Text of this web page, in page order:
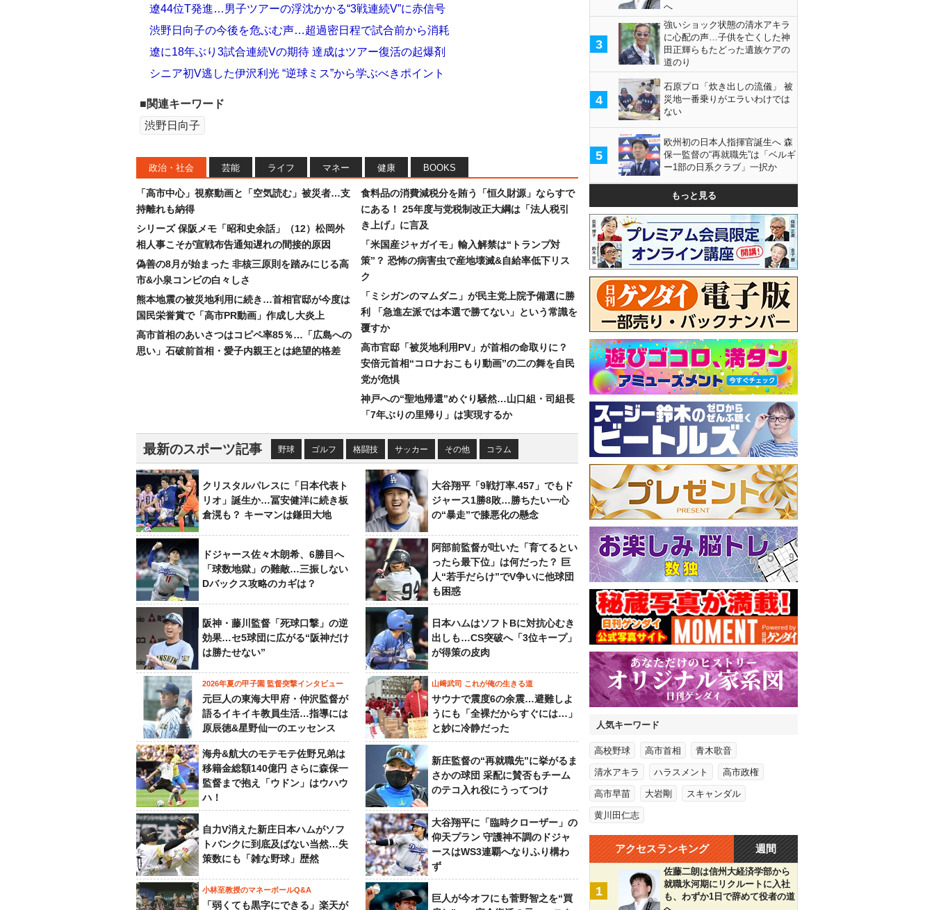
遼44位T発進…男子ツアーの浮沈かかる“3戦連続V”に赤信号
渋野日向子の今後を危ぶむ声…超過密日程で試合前から消耗
遼に18年ぶり3試合連続Vの期待 達成はツアー復活の起爆剤
シニア初V逃した伊沢利光 “逆球ミス”から学ぶべきポイント
■関連キーワード
渋野日向子
政治・社会 芸能 ライフ マネー 健康 BOOKS
「高市中心」視察動画と「空気読む」被災者…支
持離れも納得
シリーズ 保阪メモ「昭和史余話」（12）松岡外
相人事こそが宣戦布告通知遅れの間接的原因
偽善の8月が始まった 非核三原則を踏みにじる高
市&小泉コンビの白々しさ
熊本地震の被災地利用に続き…首相官邸が今度は
国民栄誉賞で「高市PR動画」作成し大炎上
高市首相のあいさつはコピペ率85％…「広島への
思い」石破前首相・愛子内親王とは絶望的格差
食料品の消費減税分を賄う「恒久財源」ならすで
にある！ 25年度与党税制改正大綱は「法人税引
き上げ」に言及
「米国産ジャガイモ」輸入解禁は“トランプ対
策”？ 恐怖の病害虫で産地壊滅&自給率低下リス
ク
「ミシガンのマムダニ」が民主党上院予備選に勝
利 「急進左派では本選で勝てない」という常識を
覆すか
高市官邸「被災地利用PV」が首相の命取りに？
安倍元首相“コロナおこもり動画”の二の舞を自民
党が危惧
神戸への“聖地帰還”めぐり騒然…山口組・司組長
「7年ぶりの里帰り」は実現するか
最新のスポーツ記事 野球 ゴルフ 格闘技 サッカー その他 コラム
クリスタルパレスに「日本代表ト
リオ」誕生か…冨安健洋に続き板
倉滉も？ キーマンは鎌田大地
大谷翔平「9戦打率.457」でもド
ジャース1勝8敗…勝ちたい一心
の“暴走”で膝悪化の懸念
ドジャース佐々木朗希、6勝目へ
「球数地獄」の難敵…三振しない
Dバックス攻略のカギは？
阿部前監督が吐いた「育てるとい
ったら最下位」は何だった？ 巨
人“若手だらけ”でV争いに他球団
も困惑
阪神・藤川監督「死球口撃」の逆
効果…セ5球団に広がる“阪神だけ
は勝たせない”
日本ハムはソフトBに対抗心むき
出しも…CS突破へ「3位キープ」
が得策の皮肉
2026年夏の甲子園 監督突撃インタビュー
元巨人の東海大甲府・仲沢監督が
語るイキイキ教員生活…指導には
原辰徳&星野仙一のエッセンス
山﨑武司 これが俺の生きる道
サウナで震度6の余震…避難しよ
うにも「全裸だからすぐには…」
と妙に冷静だった
海舟&航大のモテモテ佐野兄弟は
移籍金総額140億円 さらに森保一
監督まで抱え「ウドン」はウハウ
ハ！
新庄監督の“再就職先”に挙がるま
さかの球団 采配に賛否もチーム
のテコ入れ役にうってつけ
自力V消えた新庄日本ハムがソフ
トバンクに到底及ばない当然…失
策数にも「雑な野球」歴然
大谷翔平に「臨時クローザー」の
仰天プラン 守護神不調のドジャ
ースはWS3連覇へなりふり構わ
ず
小林至教授のマネーボールQ&A
「弱くても黒字にできる」楽天が
巨人が今オフにも菅野智之を“買
へ
3
強いショック状態の清水アキラ
に心配の声…子供を亡くした神
田正輝らもたどった遺族ケアの
道のり
4
石原プロ「炊き出しの流儀」 被
災地一番乗りがエラいわけでは
ない
5
欧州初の日本人指揮官誕生へ 森
保一監督の“再就職先”は「ベルギ
ー1部の日系クラブ」一択か
もっと見る
人気キーワード
高校野球 高市首相 青木歌音
清水アキラ ハラスメント 高市政権
高市早苗 大岩剛 スキャンダル
黄川田仁志
アクセスランキング 週間
1
佐藤二朗は信州大経済学部から
就職氷河期にリクルートに入社
も、わずか1日で辞めて役者の道